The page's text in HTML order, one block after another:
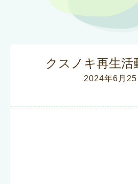
クスノキ再生活
2024年6月25